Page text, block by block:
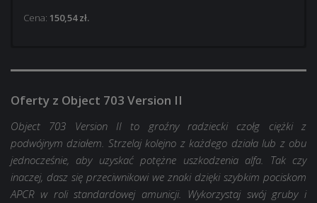
Cena: 150,54 zł.
Załoga
Styl 3D:Królowa nocy
5 000
2 000 000
25x Misja: 5x PD za zwycięstwo dla ShPTK-TVP 100
Załoga z PD załogi na 3 atuty lub umiejętności
Styl 3D:Królowa nocy
10 000
6 000 000
35x Misja: 5x PD za zwycięstwo dla ShPTK-TVP 100
Oferty z Object 703 Version II
Object 703 Version II to groźny radziecki czołg ciężki z
podwójnym działem. Strzelaj kolejno z każdego działa lub z obu
jednocześnie, aby uzyskać potężne uszkodzenia alfa. Tak czy
inaczej, dasz się przeciwnikowi we znaki dzięki szybkim pociskom
APCR w roli standardowej amunicji. Wykorzystaj swój gruby i